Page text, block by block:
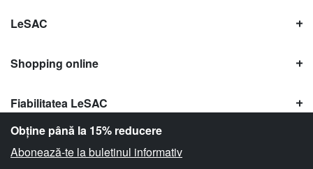
Obține până la 15% reducere
Abonează-te la buletinul informativ
LeSAC
Shopping online
Fiabilitatea LeSAC
Copyright © Le SAC s.r.l. | PI 10954380159 |